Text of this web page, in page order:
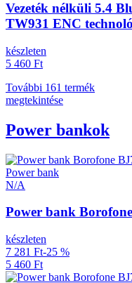
Vezeték nélküli 5.4
TW931 ENC
készleten
5 460 Ft
További 161 termék
megtekintése
Power bankok
Power bank
N/A
Power bank
készleten
7 281 Ft-25 %
5 460 Ft